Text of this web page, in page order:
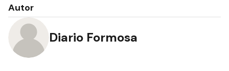
Autor
Diario Formosa